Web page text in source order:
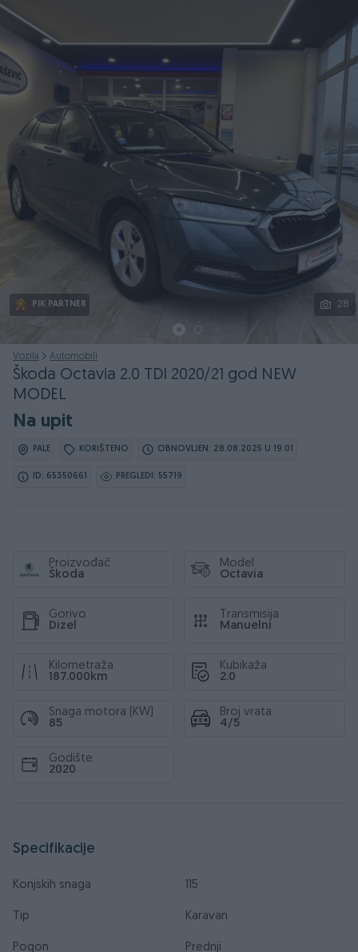
PIK PARTNER 28
Vozila Automobili
Škoda Octavia 2.0 TDI 2020/21 god NEW
MODEL
Na upit
PALE KORIŠTENO OBNOVLJEN: 28.08.2025 U 19:01
ID: 65350661 PREGLEDI: 55719
Proizvođač
Škoda
Model
Octavia
Gorivo
Dizel
Transmisija
Manuelni
Kilometraža
187.000km
Kubikaža
2.0
Snaga motora (KW)
85
Broj vrata
4/5
Godište
2020
Specifikacije
Konjskih snaga 115
Tip Karavan
Pogon Prednji